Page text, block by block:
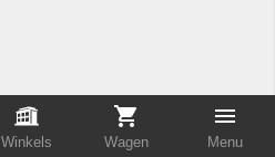
Winkels Wagen Menu